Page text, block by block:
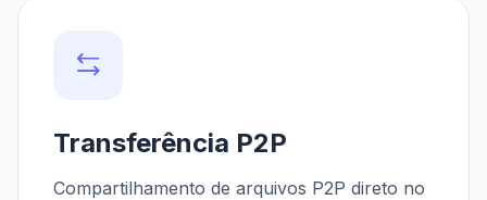
Transferência P2P
Compartilhamento de arquivos P2P direto no